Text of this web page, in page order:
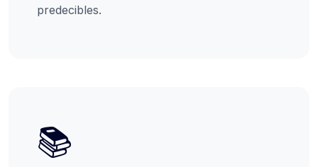
predecibles.
📚